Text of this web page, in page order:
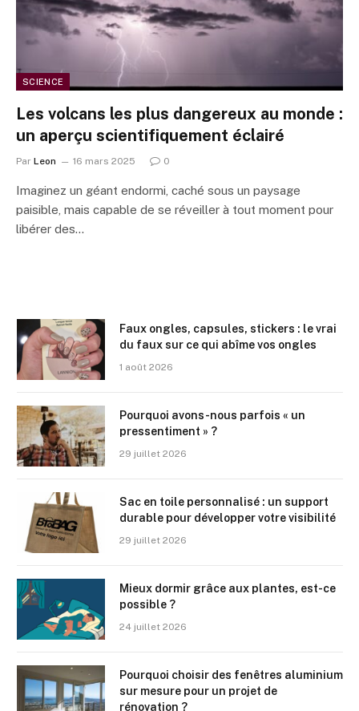
SCIENCE
Les volcans les plus dangereux au monde :
un aperçu scientifiquement éclairé
Par Leon 16 mars 2025 0
Imaginez un géant endormi, caché sous un paysage
paisible, mais capable de se réveiller à tout moment pour
libérer des…
Faux ongles, capsules, stickers : le vrai
du faux sur ce qui abîme vos ongles
1 août 2026
Pourquoi avons-nous parfois « un
pressentiment » ?
29 juillet 2026
Sac en toile personnalisé : un support
durable pour développer votre visibilité
29 juillet 2026
Mieux dormir grâce aux plantes, est-ce
possible ?
24 juillet 2026
Pourquoi choisir des fenêtres aluminium
sur mesure pour un projet de
rénovation ?